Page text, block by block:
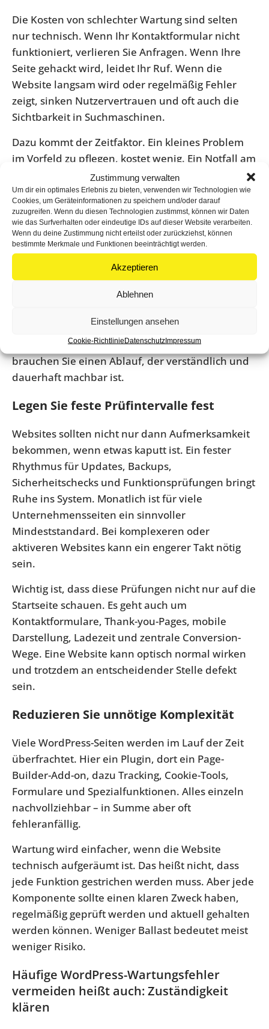
Zustimmung verwalten
Um dir ein optimales Erlebnis zu bieten, verwenden wir Technologien wie
Cookies, um Geräteinformationen zu speichern und/oder darauf
zuzugreifen. Wenn du diesen Technologien zustimmst, können wir Daten
wie das Surfverhalten oder eindeutige IDs auf dieser Website verarbeiten.
Wenn du deine Zustimmung nicht erteilst oder zurückziehst, können
bestimmte Merkmale und Funktionen beeinträchtigt werden.
Akzeptieren
Ablehnen
Einstellungen ansehen
Cookie-RichtlinieDatenschutzImpressum
Die Kosten von schlechter Wartung sind selten
nur technisch. Wenn Ihr Kontaktformular nicht
funktioniert, verlieren Sie Anfragen. Wenn Ihre
Seite gehackt wird, leidet Ihr Ruf. Wenn die
Website langsam wird oder regelmäßig Fehler
zeigt, sinken Nutzervertrauen und oft auch die
Sichtbarkeit in Suchmaschinen.
Dazu kommt der Zeitfaktor. Ein kleines Problem
im Vorfeld zu pflegen, kostet wenig. Ein Notfall am
Freitagabend, wenn niemand zuständig ist, kostet
deutlich mehr Nerven und meistens auch mehr
Geld. Wartung ist deshalb keine Zusatzaufgabe,
sondern Schadensvermeidung mit klarem
Geschäftsnutzen.
So schaffen Sie einen Wartungsprozess,
der realistisch funktioniert
perfekte, sondern die, die zuverlässig gemacht
wird. Wenn Sie kein internes Technikteam haben,
brauchen Sie einen Ablauf, der verständlich und
dauerhaft machbar ist.
Legen Sie feste Prüfintervalle fest
Websites sollten nicht nur dann Aufmerksamkeit
bekommen, wenn etwas kaputt ist. Ein fester
Rhythmus für Updates, Backups,
Sicherheitschecks und Funktionsprüfungen bringt
Ruhe ins System. Monatlich ist für viele
Unternehmensseiten ein sinnvoller
Mindeststandard. Bei komplexeren oder
aktiveren Websites kann ein engerer Takt nötig
sein.
Wichtig ist, dass diese Prüfungen nicht nur auf die
Startseite schauen. Es geht auch um
Kontaktformulare, Thank-you-Pages, mobile
Darstellung, Ladezeit und zentrale Conversion-
Wege. Eine Website kann optisch normal wirken
und trotzdem an entscheidender Stelle defekt
sein.
Reduzieren Sie unnötige Komplexität
Viele WordPress-Seiten werden im Lauf der Zeit
überfrachtet. Hier ein Plugin, dort ein Page-
Builder-Add-on, dazu Tracking, Cookie-Tools,
Formulare und Spezialfunktionen. Alles einzeln
nachvollziehbar – in Summe aber oft
fehleranfällig.
Wartung wird einfacher, wenn die Website
technisch aufgeräumt ist. Das heißt nicht, dass
jede Funktion gestrichen werden muss. Aber jede
Komponente sollte einen klaren Zweck haben,
regelmäßig geprüft werden und aktuell gehalten
werden können. Weniger Ballast bedeutet meist
weniger Risiko.
Häufige WordPress-Wartungsfehler
vermeiden heißt auch: Zuständigkeit
klären